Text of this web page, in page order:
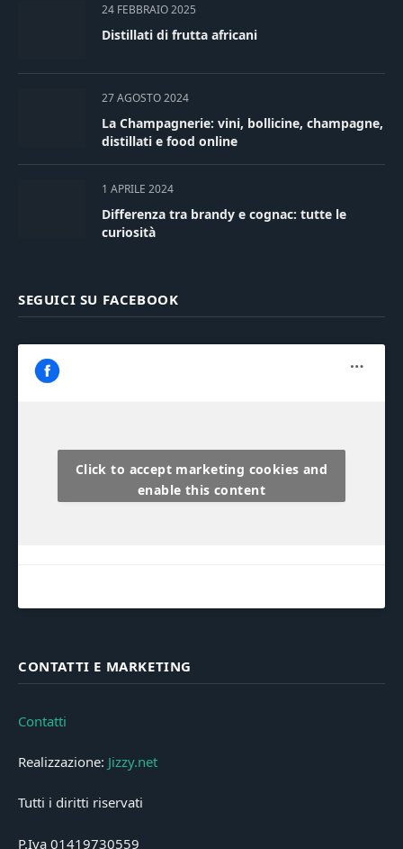
24 FEBBRAIO 2025
Distillati di frutta africani
27 AGOSTO 2024
La Champagnerie: vini, bollicine, champagne,
distillati e food online
1 APRILE 2024
Differenza tra brandy e cognac: tutte le
curiosità
SEGUICI SU FACEBOOK
Click to accept marketing cookies and
enable this content
CONTATTI E MARKETING
Contatti
Realizzazione: Jizzy.net
Tutti i diritti riservati
P.Iva 01419730559